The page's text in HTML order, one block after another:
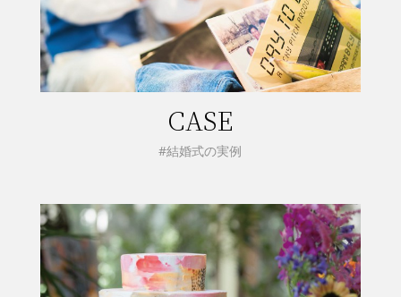
CASE
#結婚式の実例